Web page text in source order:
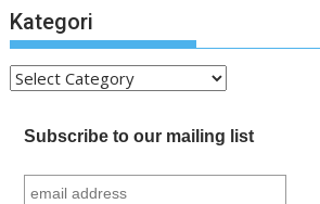
Kategori
Kategori
Subscribe to our mailing list